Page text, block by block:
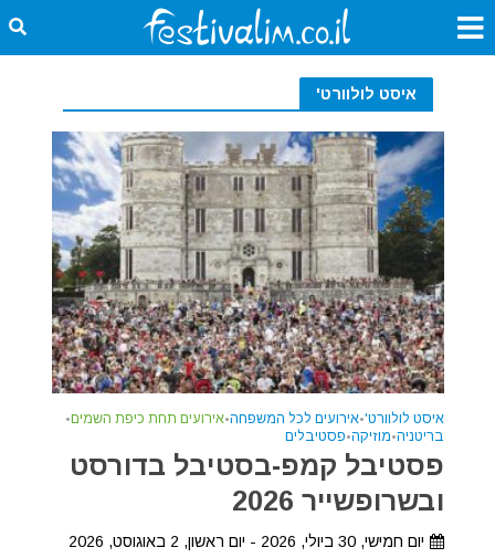
איסט לולוורט'
איסט לולוורט'•אירועים לכל המשפחה•אירועים תחת כיפת השמים•
בריטניה•מוזיקה•פסטיבלים
פסטיבל קמפ-בסטיבל בדורסט
ובשרופשייר 2026
יום חמישי, 30 ביולי, 2026 - יום ראשון, 2 באוגוסט, 2026